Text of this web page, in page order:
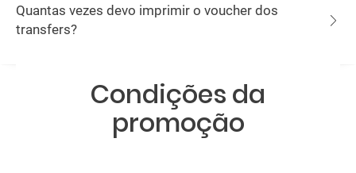
Quantas vezes devo imprimir o voucher dos
transfers?
Condições da
promoção